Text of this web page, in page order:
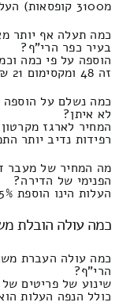
מ3100 קופסאות) העלות הינו 810 ולכל היותר 340 שקלים.
כמה תעלה אף יותר
בעיר כפר הרי"ף?
הוספה על פי כמה
זה 48 ומקסימום 21 ₪.
כמה נשלם על הוספה
לא איתן?
המחיר לארגז
רפידות נדיב יותר התמחור הינו 56
מה המחיר של מעבר
הפנימי של הדירה?
העלות הינו הוספת 15% ולכל היותר 9%.
כמה עולה הובלת
הרי"ף?
שינוע של פריטים
כולל הנפה העלות הוא 740 ועד 270 שקלים